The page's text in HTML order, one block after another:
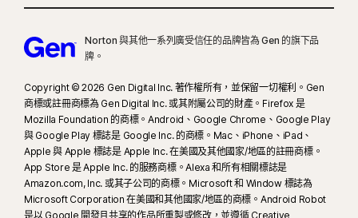
CPU、16 GB RAM) 或非 AI 個人電腦 (不限品牌，最低搭載 6 核心 CPU 及 16 GB
掃描。如要查看完整的詳細資料，歡迎參閱Norton.com/deepfakesupport
Norton Genie AI 助理的深度偽造防護目前提供搶先體驗，且僅支援英文版
YouTube 影片。
Norton Safe Search 不會為贊助的連結提供安全評等，也不會從搜尋結果中篩
選出可能具有安全疑慮的贊助連結。部分瀏覽器無法使用。
Norton 與其他一系列廣受信任的品牌皆為 Gen 的旗下品
牌。
Copyright © 2026 Gen Digital Inc. 著作權所有，並保留一切權利。Gen
商標或註冊商標為 Gen Digital Inc. 或其附屬公司的財產。Firefox 是
Mozilla Foundation 的商標。Android、Google Chrome、Google Play
與 Google Play 標誌是 Google Inc. 的商標。Mac、iPhone、iPad、
Apple 與 Apple 標誌是 Apple Inc. 在美國及其他國家/地區的註冊商標。
App Store 是 Apple Inc. 的服務商標。Alexa 和所有相關標誌是
Amazon.com, Inc. 或其子公司的商標。Microsoft 和 Window 標誌為
Microsoft Corporation 在美國和其他國家/地區的商標。Android Robot
是以 Google 開發且共享的作品所重製或修改，並遵循 Creative